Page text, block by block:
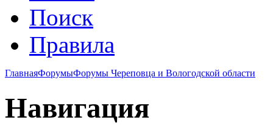
Поиск
Правила
ГлавнаяФорумыФорумы Череповца и Вологодской области
Навигация